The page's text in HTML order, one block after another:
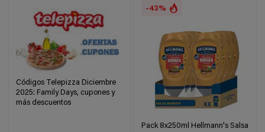
Códigos Telepizza Diciembre
2025: Family Days, cupones y
más descuentos
-43%
Pack 8x250ml Hellmann's Salsa